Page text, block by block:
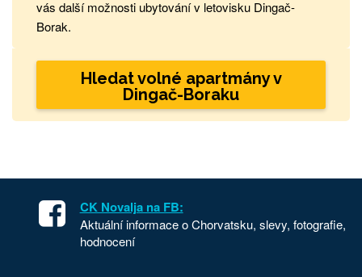
vás další možnosti ubytování v letovisku Dingač-
Borak.
Hledat volné apartmány v
Dingač-Boraku
CK Novalja na FB:
Aktuální informace o Chorvatsku, slevy, fotografie,
hodnocení